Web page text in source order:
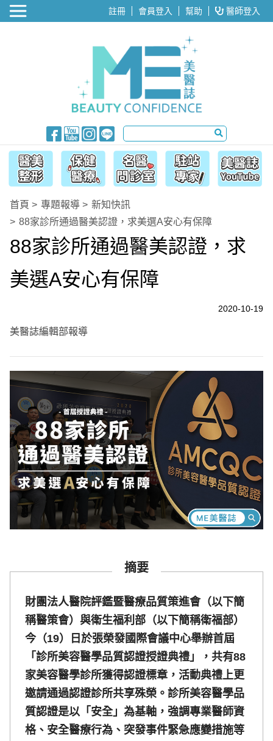
醫美整形 註冊 會員登入 幫助 醫師登入
首頁 專題報導
新知快訊
88家診所通過醫美認證，求美選A安心有保障
88家診所通過醫美認證，求
美選A安心有保障
2020-10-19
美醫誌編輯部報導
摘要
財團法人醫院評鑑暨醫療品質策進會（以下簡
稱醫策會）與衛生福利部（以下簡稱衛福部）
今（19）日於張榮發國際會議中心舉辦首屆
「診所美容醫學品質認證授證典禮」，共有88
家美容醫學診所獲得認證標章，活動典禮上更
邀請通過認證診所共享殊榮。診所美容醫學品
質認證是以「安全」為基軸，強調專業醫師資
格、安全醫療行為、突發事件緊急應變措施等